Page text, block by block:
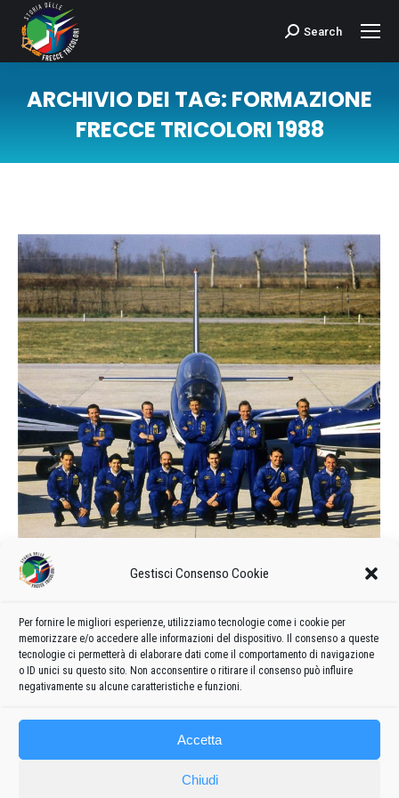
Gestisci Consenso Cookie
Per fornire le migliori esperienze, utilizziamo tecnologie come i cookie per
memorizzare e/o accedere alle informazioni del dispositivo. Il consenso a queste
tecnologie ci permetterà di elaborare dati come il comportamento di navigazione
o ID unici su questo sito. Non acconsentire o ritirare il consenso può influire
negativamente su alcune caratteristiche e funzioni.
Accetta
Chiudi
Cerca:Search
ARCHIVIO DEI TAG: FORMAZIONE
FRECCE TRICOLORI 1988
Calendario delle manifestazioni e
formazione del 1988
admin8235 11 Novembre 2019 Lascia un commento
Formazione e calendario 1988 delle manifestazioni delle
Frecce Tricolori